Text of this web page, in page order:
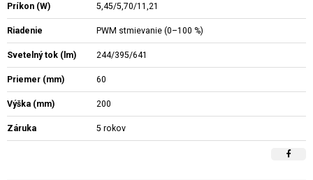
Príkon (W) 5,45/5,70/11,21
Riadenie PWM stmievanie (0–100 %)
Svetelný tok (lm) 244/395/641
Priemer (mm) 60
Výška (mm) 200
Záruka 5 rokov